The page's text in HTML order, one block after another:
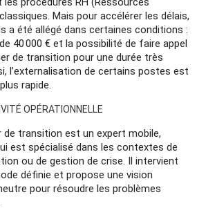
Mais pour accélérer les délais,
a été allégé dans certaines conditions :
40 000 € et la possibilité de faire appel
de transition pour une durée très
l’externalisation de certains postes est
rapide.
OPÉRATIONNELLE
de transition est un expert mobile,
est spécialisé dans les contextes de
ou de gestion de crise. Il intervient
définie et propose une vision
pour résoudre les problèmes